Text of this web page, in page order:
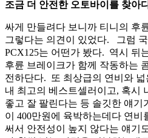
조금 더 안전한 오토바이를 찾아
싸게 만들려다 보니까 티니의 후
그렇다는 의견이 있었다. 그럼
PCX125는 어떤가 봤다. 역시 뒤
후륜 브레이크가 함께 작동하는
전하단다. 또 최상급의 연비와
내 최고의 베스트셀러이고, 혹시
좋고 잘 팔린다는 등 솔깃한 얘
이 400만원에 육박하는데다 연비
써서 안전성이 높지 않다는 얘기